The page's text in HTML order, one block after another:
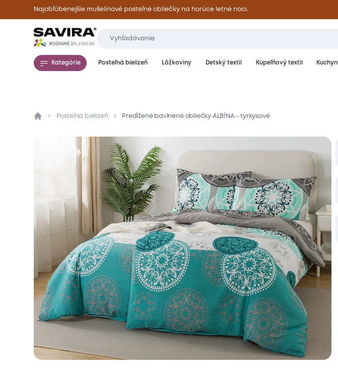
Najobľúbenejšie mušelínové posteľné obliečky na horúce letné noci.
Kategórie Posteľná bielizeň Lôžkoviny Detský textil Kúpeľňový textil
Prehľad Parametre Popis produktu Materiál a starostlivosť
Posteľná bielizeň Predĺžené bavlnené obliečky ALBÍNA - tyrkysové